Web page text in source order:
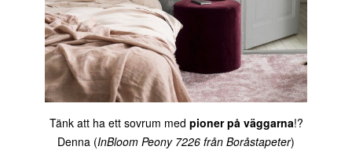
Tänk att ha ett sovrum med pioner på väggarna!?
Denna (InBloom Peony 7226 från Boråstapeter)